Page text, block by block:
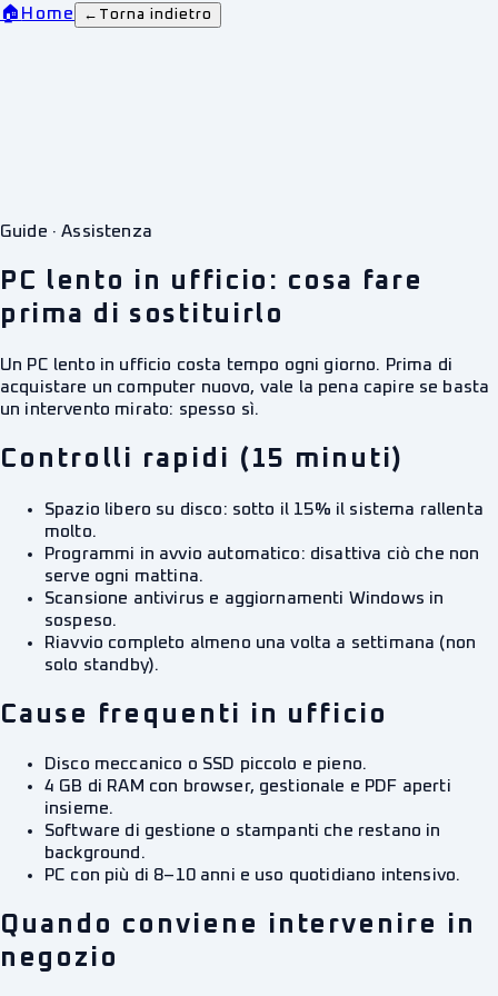
🏠 Home ← Torna indietro
Guide · Assistenza
PC lento in ufficio: cosa fare
prima di sostituirlo
Un PC lento in ufficio costa tempo ogni giorno. Prima di
acquistare un computer nuovo, vale la pena capire se basta
un intervento mirato: spesso sì.
Controlli rapidi (15 minuti)
Spazio libero su disco: sotto il 15% il sistema rallenta
molto.
Programmi in avvio automatico: disattiva ciò che non
serve ogni mattina.
Scansione antivirus e aggiornamenti Windows in
sospeso.
Riavvio completo almeno una volta a settimana (non
solo standby).
Cause frequenti in ufficio
Disco meccanico o SSD piccolo e pieno.
4 GB di RAM con browser, gestionale e PDF aperti
insieme.
Software di gestione o stampanti che restano in
background.
PC con più di 8–10 anni e uso quotidiano intensivo.
Quando conviene intervenire in
negozio